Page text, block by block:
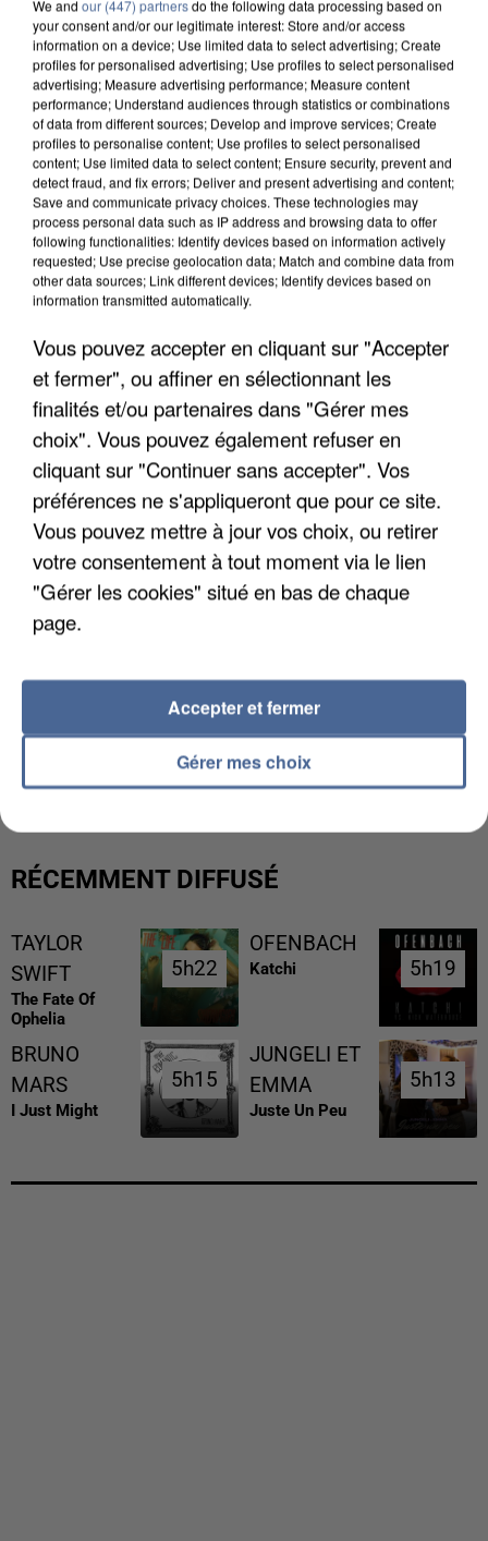
DE FAUNE SAUVAGE SONT...
L’UN DES FONDATEURS SUPPOSÉS DE LA DZ
MAFIA INTERPELLÉ EN ALGÉRIE
RÉCEMMENT DIFFUSÉ
TAYLOR
SWIFT
The Fate Of
Ophelia
5h22
5h22
OFENBACH
Katchi 5h19
5h19
BRUNO
MARS
I Just Might
5h15
5h15
JUNGELI ET
EMMA
Juste Un Peu
5h13
5h13
We and our (447) partnersdo the following data processing based on
your consent and/or our legitimate interest: Store and/or access
information on a device; Use limited data to select advertising; Create
profiles for personalised advertising; Use profiles to select personalised
advertising; Measure advertising performance; Measure content
performance; Understand audiences through statistics or combinations
of data from different sources; Develop and improve services; Create
profiles to personalise content; Use profiles to select personalised
content; Use limited data to select content; Ensure security, prevent and
detect fraud, and fix errors; Deliver and present advertising and content;
Save and communicate privacy choices. These technologies may
process personal data such as IP address and browsing data to offer
following functionalities: Identify devices based on information actively
requested; Use precise geolocation data; Match and combine data from
other data sources; Link different devices; Identify devices based on
information transmitted automatically.
Vous pouvez accepter en cliquant sur "Accepter
et fermer", ou affiner en sélectionnant les
finalités et/ou partenaires dans "Gérer mes
choix". Vous pouvez également refuser en
cliquant sur "Continuer sans accepter". Vos
préférences ne s'appliqueront que pour ce site.
Vous pouvez mettre à jour vos choix, ou retirer
votre consentement à tout moment via le lien
"Gérer les cookies" situé en bas de chaque
page.
Gérer mes choix
Accepter et fermer